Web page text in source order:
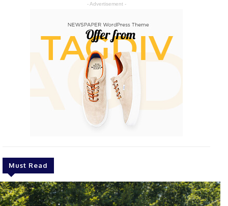
- Advertisement -
Must Read